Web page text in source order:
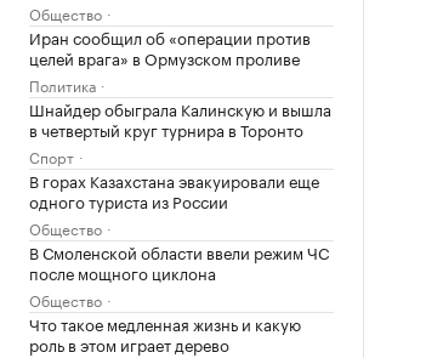
Общество
Иран сообщил об «операции против
целей врага» в Ормузском проливе
Политика
Шнайдер обыграла Калинскую и вышла
в четвертый круг турнира в Торонто
Спорт
В горах Казахстана эвакуировали еще
одного туриста из России
Общество
В Смоленской области ввели режим ЧС
после мощного циклона
Общество
Что такое медленная жизнь и какую
роль в этом играет дерево